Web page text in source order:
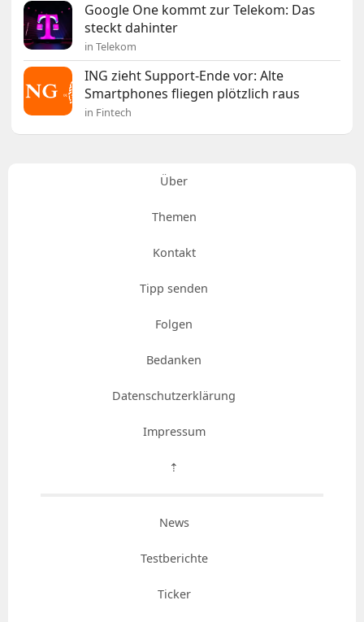
Google One kommt zur Telekom: Das
steckt dahinter
in Telekom
ING zieht Support-Ende vor: Alte
Smartphones fliegen plötzlich raus
in Fintech
Über
Themen
Kontakt
Tipp senden
Folgen
Bedanken
Datenschutzerklärung
Impressum
⇡
News
Testberichte
Ticker